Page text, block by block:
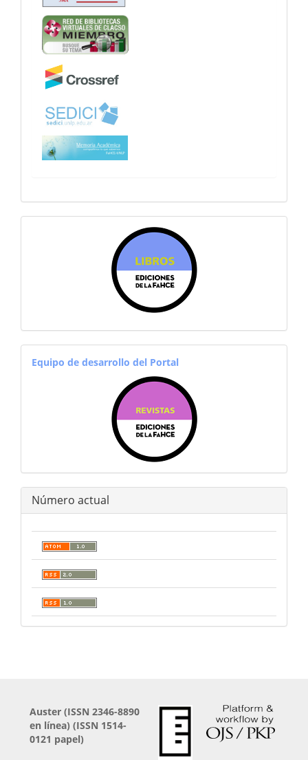
equiporevistas
Equipo de desarrollo del Portal
Número actual
Auster (ISSN 2346-8890
en línea) (ISSN 1514-
0121 papel)